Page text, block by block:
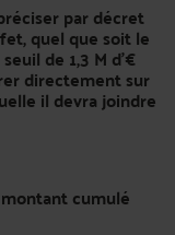
par décret
quel que soit le
de 1,3 M d’€
directement sur
il devra joindre
cumulé